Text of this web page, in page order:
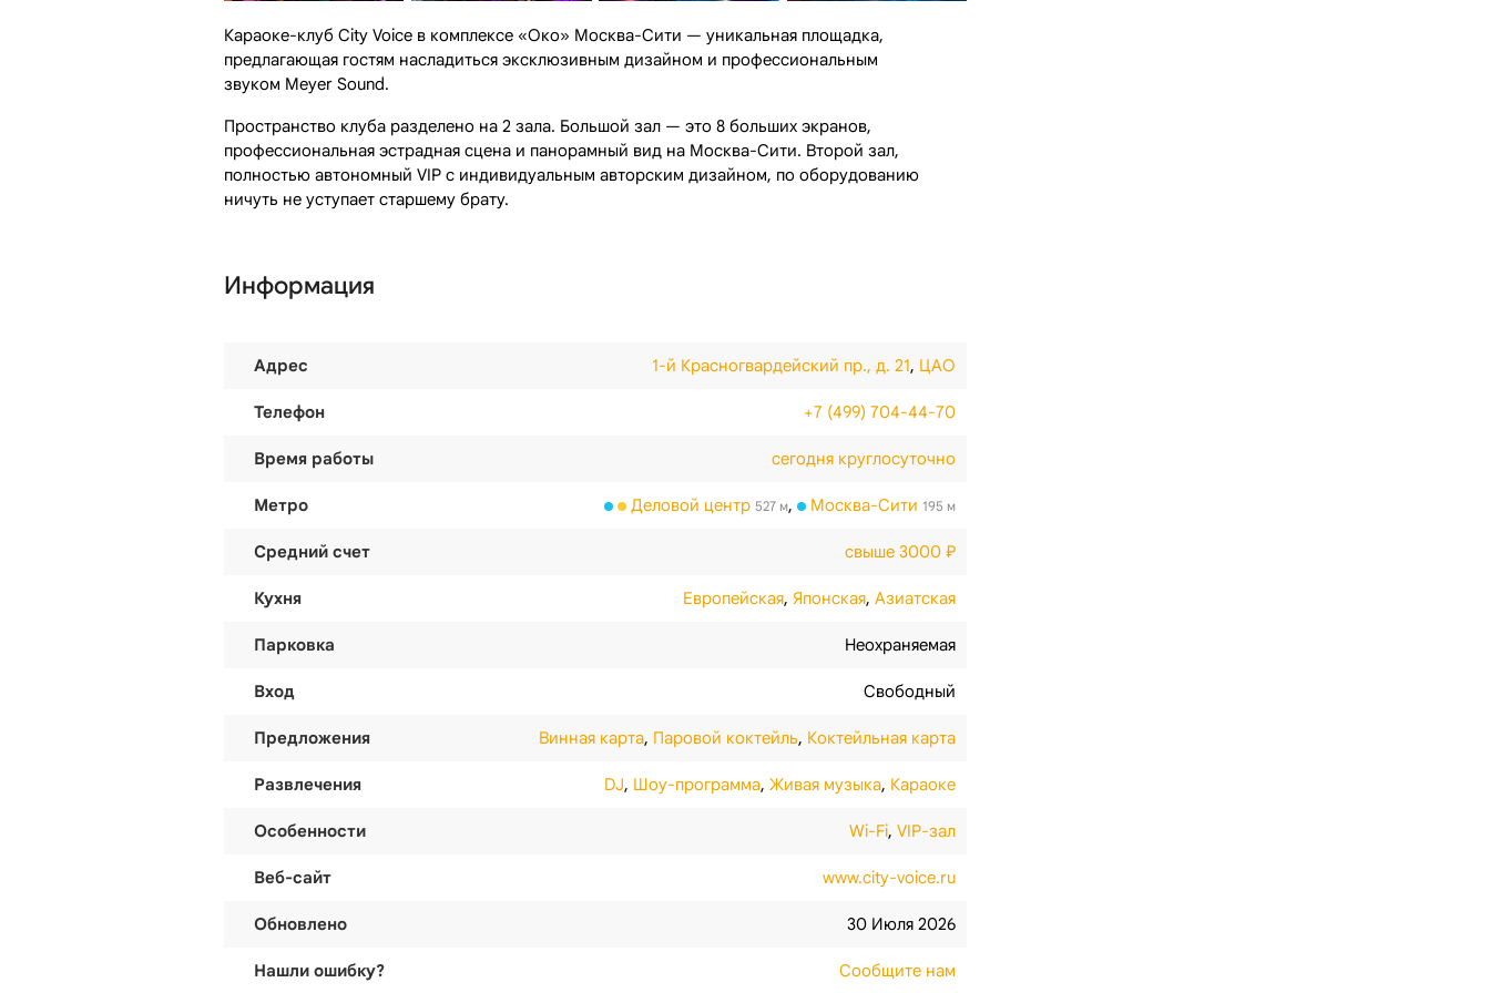
Караоке-клуб City Voice в комплексе «Око» Москва-Сити — уникальная площадка,
предлагающая гостям насладиться эксклюзивным дизайном и профессиональным
звуком Meyer Sound.
Пространство клуба разделено на 2 зала. Большой зал — это 8 больших экранов,
профессиональная эстрадная сцена и панорамный вид на Москва-Сити. Второй зал,
полностью автономный VIP с индивидуальным авторским дизайном, по оборудованию
ничуть не уступает старшему брату.
Информация
Адрес 1-й Красногвардейский пр., д. 21, ЦАО
Телефон +7 (499) 704-44-70
Время работы сегодня круглосуточно
Метро Деловой центр 527 м, Москва-Сити 195 м
Средний счет свыше 3000 ₽
Кухня Европейская, Японская, Азиатская
Парковка Неохраняемая
Вход Свободный
Предложения Винная карта, Паровой коктейль, Коктейльная карта
Развлечения DJ, Шоу-программа, Живая музыка, Караоке
Особенности Wi-Fi, VIP-зал
Веб-сайт www.city-voice.ru
Обновлено 30 Июля 2026
Нашли ошибку? Сообщите нам